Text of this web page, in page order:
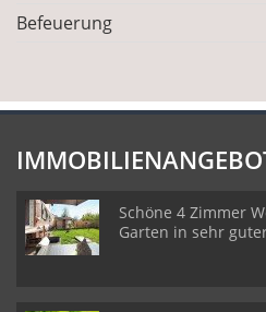
Befeuerung
Schöne 4 Zimmer
Garten in sehr